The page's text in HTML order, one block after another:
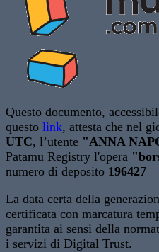
Questo documento,
questo link, attesta che nel
UTC, l’utente "ANNA
Patamu Registry l'opera
numero di deposito 196427
La data certa della
certificata con marcatura
garantita ai sensi della
i servizi di Digital Trust.